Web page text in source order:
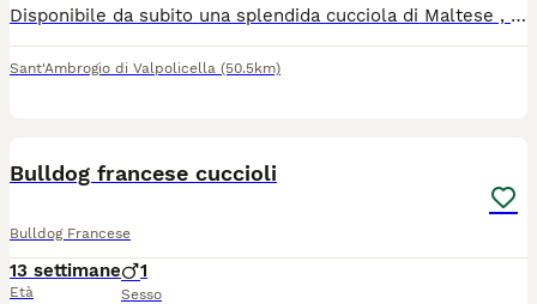
Disponibile da subito una splendida cucciola di Maltese , di taglia piccola, di 2 mesi e mezzo. È una cucciola dolcissima, affettuosa e molto tenera , con un carattere socievole e coccolone . Ama stare a contatto con le persone ed è pronta a trovare una famiglia che possa tutto l’amore e attenzioni che merita. Informazioni : MALTESE TAGLIA PICCOLA ( non supera i 3 kg) 2 MESI E MEZZO VACCINATA SVERMINATA DOLCE , AFFETTUOSA E COCCOLONA DISPONIBILE DA SUBITO. E davvero una piccola nuvola bianca di tenerezza! Ideale per chi desidera una compagna affettuosa e desiderosa di stare in famiglia . Per maggiori informazioni e per venire a conoscerla : 3280626804 Serietà e persone realmente interessate, grazie !
Sant'Ambrogio di Valpolicella (50.5km)
Bulldog francese cuccioli
Bulldog Francese
13 settimane
Età
1
Sesso